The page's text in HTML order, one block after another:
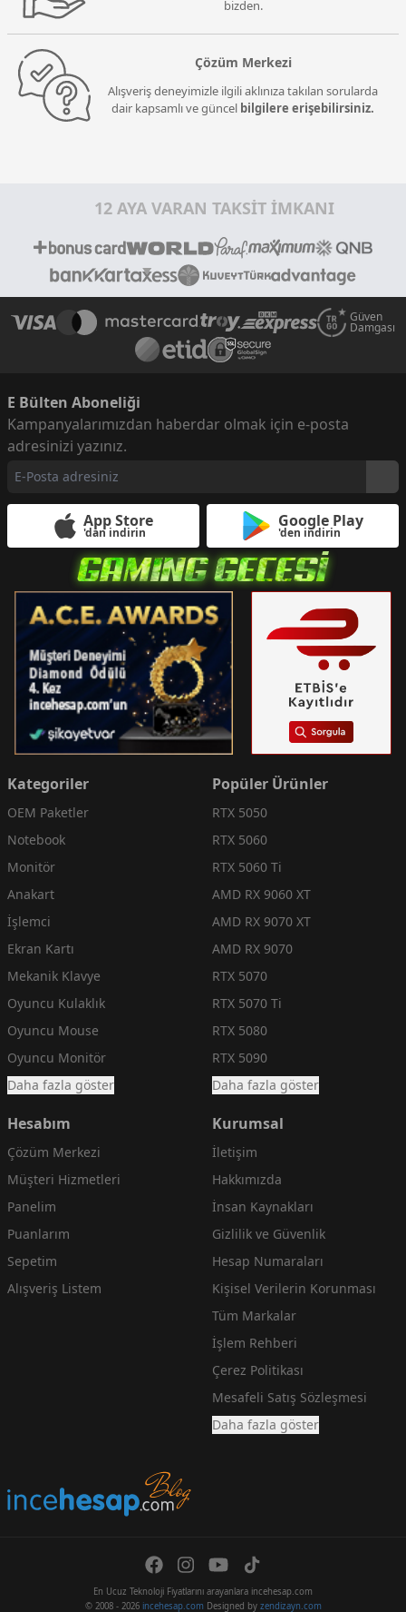
bizden.
Çözüm Merkezi
Alışveriş deneyimizle ilgili aklınıza takılan sorularda
dair kapsamlı ve güncel bilgilere erişebilirsiniz.
12 AYA VARAN TAKSİT İMKANI
Güven
Damgası
E Bülten Aboneliği
Kampanyalarımızdan haberdar olmak için e-posta
adresinizi yazınız.
App Store
'dan indirin
Google Play
'den indirin
Kategoriler
OEM Paketler
Notebook
Monitör
Anakart
İşlemci
Ekran Kartı
Mekanik Klavye
Oyuncu Kulaklık
Oyuncu Mouse
Oyuncu Monitör
Daha fazla göster
Popüler Ürünler
RTX 5050
RTX 5060
RTX 5060 Ti
AMD RX 9060 XT
AMD RX 9070 XT
AMD RX 9070
RTX 5070
RTX 5070 Ti
RTX 5080
RTX 5090
Daha fazla göster
Hesabım
Çözüm Merkezi
Müşteri Hizmetleri
Panelim
Puanlarım
Sepetim
Alışveriş Listem
Kurumsal
İletişim
Hakkımızda
İnsan Kaynakları
Gizlilik ve Güvenlik
Hesap Numaraları
Kişisel Verilerin Korunması
Tüm Markalar
İşlem Rehberi
Çerez Politikası
Mesafeli Satış Sözleşmesi
Daha fazla göster
En Ucuz Teknoloji Fiyatlarını arayanlara incehesap.com
© 2008 - 2026 incehesap.comDesigned by zendizayn.com